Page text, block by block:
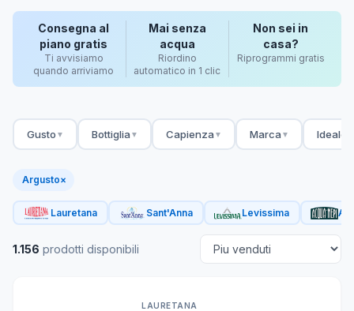
Consegna al
piano gratis
Ti avvisiamo
quando arriviamo
Mai senza
acqua
Riordino
automatico in 1 clic
Non sei in
casa?
Riprogrammi gratis
Gusto ▼ Bottiglia ▼ Capienza ▼ Marca ▼ Ideale
Argusto×
Lauretana Sant'Anna Levissima
1.156 prodotti disponibili
LAURETANA